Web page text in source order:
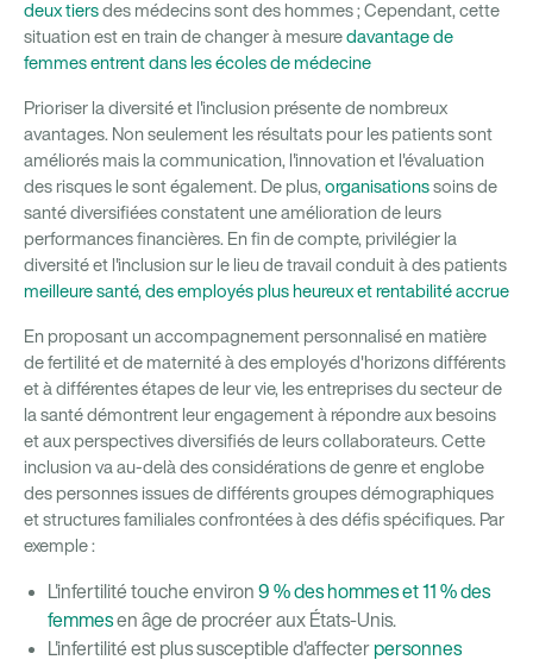
deux tiersdes médecins sont des hommes ; Cependant, cette
situation est en train de changer à mesuredavantage de
femmes entrent dans les écoles de médecine
Prioriser la diversité et l'inclusion présente de nombreux
avantages. Non seulement les résultats pour les patients sont
améliorés mais la communication, l'innovation et l'évaluation
des risques le sont également. De plus, organisationssoins de
santé diversifiées constatent une amélioration de leurs
performances financières. En fin de compte, privilégier la
diversité et l'inclusion sur le lieu de travail conduit à des patients
meilleure santé, des employés plus heureux etrentabilité accrue
En proposant un accompagnement personnalisé en matière
de fertilité et de maternité à des employés d'horizons différents
et à différentes étapes de leur vie, les entreprises du secteur de
la santé démontrent leur engagement à répondre aux besoins
et aux perspectives diversifiés de leurs collaborateurs. Cette
inclusion va au-delà des considérations de genre et englobe
des personnes issues de différents groupes démographiques
et structures familiales confrontées à des défis spécifiques. Par
exemple :
L'infertilité touche environ 9 % des hommes et 11 % des
femmesen âge de procréer aux États-Unis.
L'infertilité est plus susceptible d'affecter personnes